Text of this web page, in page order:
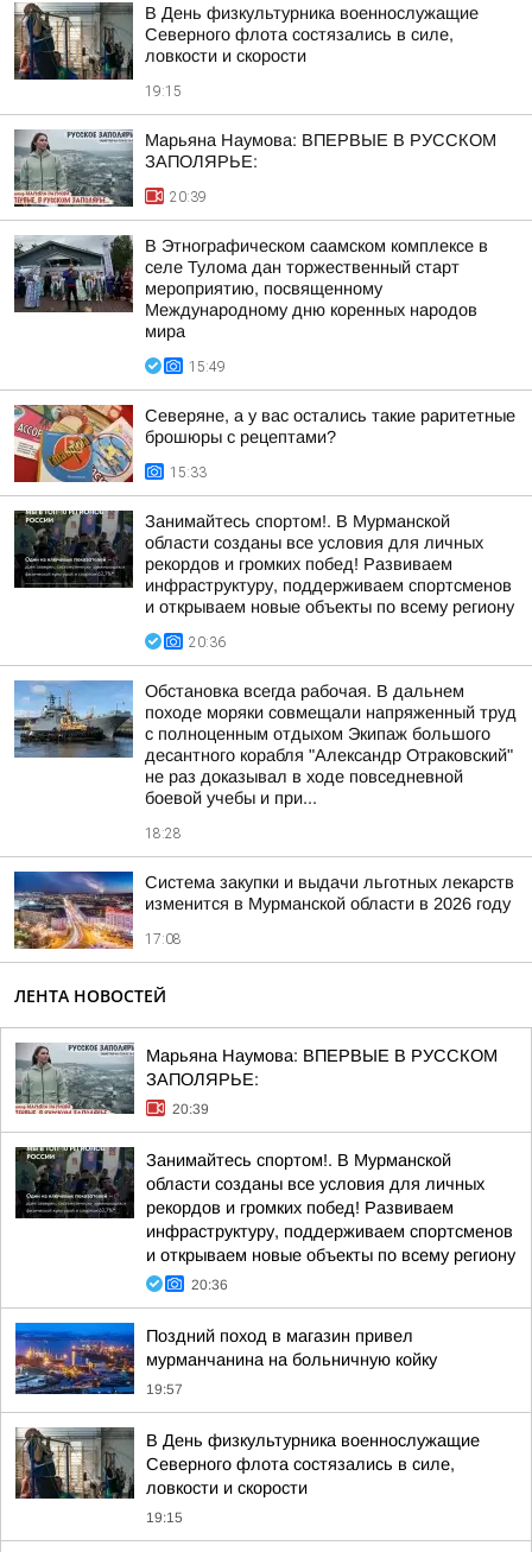
В День физкультурника военнослужащие
Северного флота состязались в силе,
ловкости и скорости
19:15
Марьяна Наумова: ВПЕРВЫЕ В РУССКОМ
ЗАПОЛЯРЬЕ:
20:39
В Этнографическом саамском комплексе в
селе Тулома дан торжественный старт
мероприятию, посвященному
Международному дню коренных народов
мира
15:49
Северяне, а у вас остались такие раритетные
брошюры с рецептами?
15:33
Занимайтесь спортом!. В Мурманской
области созданы все условия для личных
рекордов и громких побед! Развиваем
инфраструктуру, поддерживаем спортсменов
и открываем новые объекты по всему региону
20:36
Обстановка всегда рабочая. В дальнем
походе моряки совмещали напряженный труд
с полноценным отдыхом Экипаж большого
десантного корабля "Александр Отраковский"
не раз доказывал в ходе повседневной
боевой учебы и при...
18:28
Система закупки и выдачи льготных лекарств
изменится в Мурманской области в 2026 году
17:08
ЛЕНТА НОВОСТЕЙ
Марьяна Наумова: ВПЕРВЫЕ В РУССКОМ
ЗАПОЛЯРЬЕ:
20:39
Занимайтесь спортом!. В Мурманской
области созданы все условия для личных
рекордов и громких побед! Развиваем
инфраструктуру, поддерживаем спортсменов
и открываем новые объекты по всему региону
20:36
Поздний поход в магазин привел
мурманчанина на больничную койку
19:57
В День физкультурника военнослужащие
Северного флота состязались в силе,
ловкости и скорости
19:15